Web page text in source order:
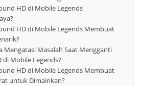
HD di Mobile Legends
HD di Mobile Legends Membuat
Mengatasi Masalah Saat Mengganti
di Mobile Legends?
HD di Mobile Legends Membuat
untuk Dimainkan?